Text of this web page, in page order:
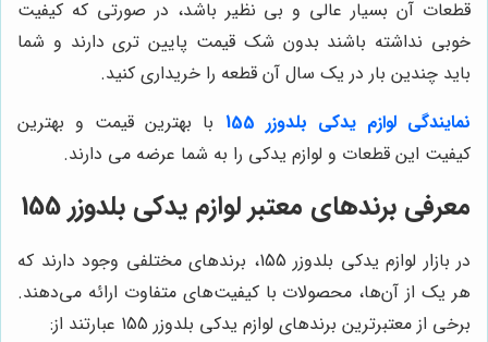
قطعات آن بسیار عالی و بی نظیر باشد، در صورتی که کیفیت
خوبی نداشته باشند بدون شک قیمت پایین تری دارند و شما
باید چندین بار در یک سال آن قطعه را خریداری کنید.
نمایندگی لوازم یدکی بلدوزر 155
با بهترین قیمت و بهترین
کیفیت این قطعات و لوازم یدکی را به شما عرضه می دارند.
معرفی برندهای معتبر لوازم یدکی بلدوزر 155
در بازار لوازم یدکی بلدوزر 155، برندهای مختلفی وجود دارند که
هر یک از آن‌ها، محصولات با کیفیت‌های متفاوت ارائه می‌دهند.
برخی از معتبرترین برندهای لوازم یدکی بلدوزر 155 عبارتند از: